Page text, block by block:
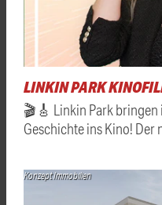
LINKIN PARK
🎬🎸 Linkin Park bringen
Geschichte ins Kino!
Konzept Immobilien